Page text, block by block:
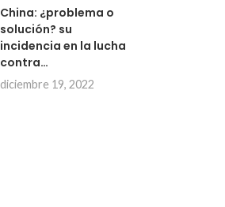
China: ¿problema o
solución? su
incidencia en la lucha
contra…
diciembre 19, 2022